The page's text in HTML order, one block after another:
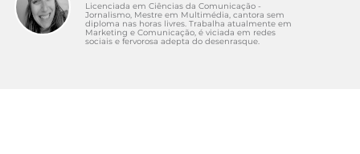
Licenciada em Ciências da Comunicação -
Jornalismo, Mestre em Multimédia, cantora sem
diploma nas horas livres. Trabalha atualmente em
Marketing e Comunicação, é viciada em redes
sociais e fervorosa adepta do desenrasque.